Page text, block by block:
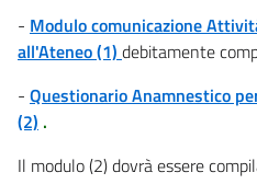
- Modulo comunicazione
all'Ateneo (1) debitamente
- Questionario Anamnestico
(2) .
Il modulo (2) dovrà essere